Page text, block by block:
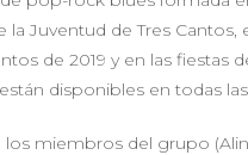
la Juventud de Tres Cantos,
de 2019 y en las fiestas
están disponibles en todas
los miembros del grupo